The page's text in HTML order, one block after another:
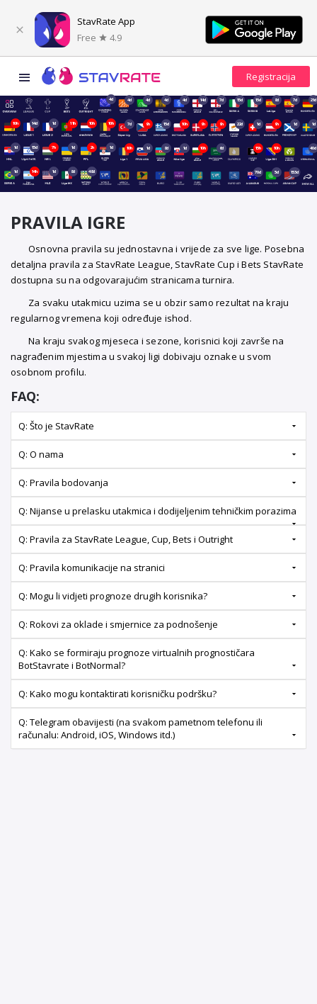
StavRate App
Free
4.9
4d 4d 4d 4d 4d 14d 7d 15d 15d 8d 7d 21d
10h 14d 1d 11h 10h 10h 7d 9h 15d 10h 9h 9h 22d 1d 9h 1d 1d
1d 15d 7h 1d 2h 1d 10h 1d 8d 1d 10h 6d 15h 10h 40d
1d 14h 1d 8d 48d 70d 5d 153d
PRAVILA IGRE
Osnovna pravila su jednostavna i vrijede za sve lige. Posebna
detaljna pravila za StavRate League, StavRate Cup i Bets StavRate
dostupna su na odgovarajućim stranicama turnira.
Za svaku utakmicu uzima se u obzir samo rezultat na kraju
regularnog vremena koji određuje ishod.
Na kraju svakog mjeseca i sezone, korisnici koji završe na
nagrađenim mjestima u svakoj ligi dobivaju oznake u svom
osobnom profilu.
FAQ:
Q: Što je StavRate
Q: O nama
Q: Pravila bodovanja
Q: Nijanse u prelasku utakmica i dodijeljenim tehničkim porazima
Q: Pravila za StavRate League, Cup, Bets i Outright
Q: Pravila komunikacije na stranici
Q: Mogu li vidjeti prognoze drugih korisnika?
Q: Rokovi za oklade i smjernice za podnošenje
Q: Kako se formiraju prognoze virtualnih prognostičara
BotStavrate i BotNormal?
Q: Kako mogu kontaktirati korisničku podršku?
Q: Telegram obavijesti (na svakom pametnom telefonu ili
računalu: Android, iOS, Windows itd.)